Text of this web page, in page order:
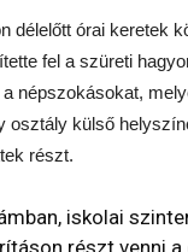
délelőtt órai keretek
fel a szüreti
népszokásokat,
osztály külső
részt.
iskolai